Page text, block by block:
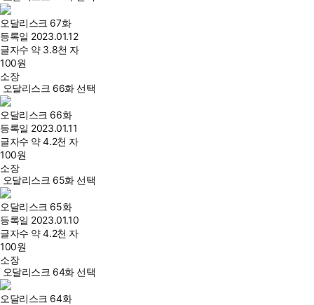
오달리스크 67화
등록일 2023.01.12
글자수 약 3.8천 자
100원
소장
오달리스크 66화 선택
오달리스크 66화
등록일 2023.01.11
글자수 약 4.2천 자
100원
소장
오달리스크 65화 선택
오달리스크 65화
등록일 2023.01.10
글자수 약 4.2천 자
100원
소장
오달리스크 64화 선택
오달리스크 64화